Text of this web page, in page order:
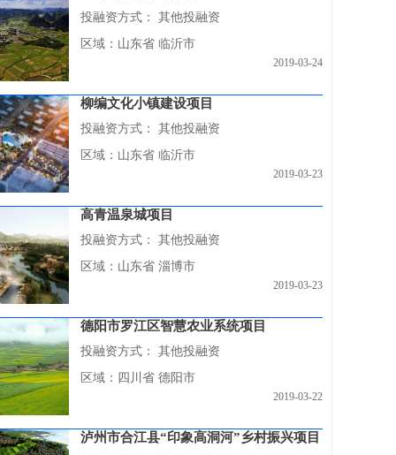
投融资方式：
其他投融资
区域：山东省 临沂市
2019-03-24
柳编文化小镇建设项目
投融资方式：
其他投融资
区域：山东省 临沂市
2019-03-23
高青温泉城项目
投融资方式：
其他投融资
区域：山东省 淄博市
2019-03-23
德阳市罗江区智慧农业系统项目
投融资方式：
其他投融资
区域：四川省 德阳市
2019-03-22
泸州市合江县“印象高洞河”乡村振兴项目